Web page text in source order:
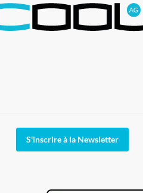
S'inscrire à la Newsletter